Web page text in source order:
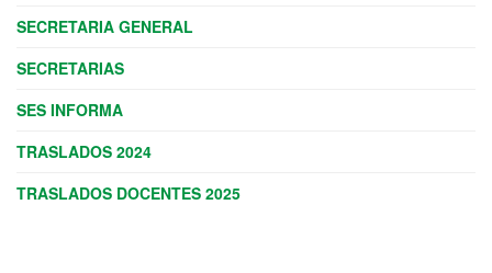
SECRETARIA GENERAL
SECRETARIAS
SES INFORMA
TRASLADOS 2024
TRASLADOS DOCENTES 2025